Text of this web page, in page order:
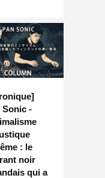
Sonic -
: le
noir
qui a